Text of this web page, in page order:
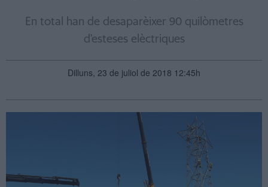
En total han de desaparèixer 90 quilòmetres
d'esteses elèctriques
Dilluns, 23 de juliol de 2018 12:45h